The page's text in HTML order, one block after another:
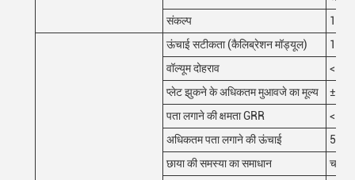
संकल्प
ऊंचाई सटीकता (कैलिब्रेशन मॉड्यूल)
1μm
वॉल्यूम दोहराव
< 1%
प्लेट झुकने के अधिकतम मुआवजे का मूल्य
±3
पता लगाने की क्षमता GRR
<
अधिकतम पता लगाने की ऊंचाई
छाया की समस्या का समाधान
चरण